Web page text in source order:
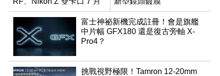
同步登台
富士神祕新機完成註冊！會是旗艦
中片幅 GFX180 還是復古旁軸 X-
Pro4？
挑戰視野極限！Tamron 12-20mm